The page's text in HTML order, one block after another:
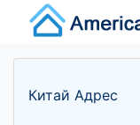
Китай Адрес